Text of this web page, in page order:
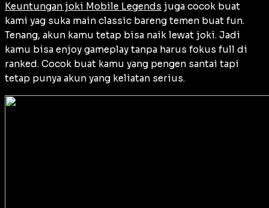
Keuntungan joki Mobile Legends juga cocok buat
kami yag suka main classic bareng temen buat fun.
Tenang, akun kamu tetap bisa naik lewat joki. Jadi
kamu bisa enjoy gameplay tanpa harus fokus full di
ranked. Cocok buat kamu yang pengen santai tapi
tetap punya akun yang keliatan serius.